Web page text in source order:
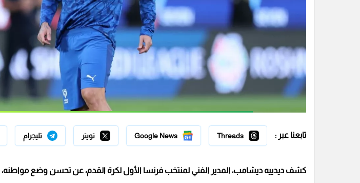
تابعنا عبر : Threads
Google News تويتر تليجرام
كشف ديدييه ديشامب، المدير الفني لمنتخب فرنسا الأول لكرة القدم، عن تحسن وضع مواطنه،